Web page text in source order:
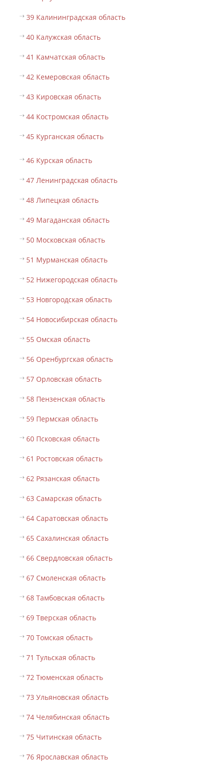
39 Калининградская область
40 Калужская область
41 Камчатская область
42 Кемеровская область
43 Кировская область
44 Костромская область
45 Курганская область
46 Курская область
47 Ленинградская область
48 Липецкая область
49 Магаданская область
50 Московская область
51 Мурманская область
52 Нижегородская область
53 Новгородская область
54 Новосибирская область
55 Омская область
56 Оренбургская область
57 Орловская область
58 Пензенская область
59 Пермская область
60 Псковская область
61 Ростовская область
62 Рязанская область
63 Самарская область
64 Саратовская область
65 Сахалинская область
66 Свердловская область
67 Смоленская область
68 Тамбовская область
69 Тверская область
70 Томская область
71 Тульская область
72 Тюменская область
73 Ульяновская область
74 Челябинская область
75 Читинская область
76 Ярославская область